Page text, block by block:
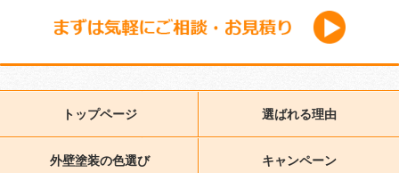
トップページ 選ばれる理由
外壁塗装の色選び キャンペーン